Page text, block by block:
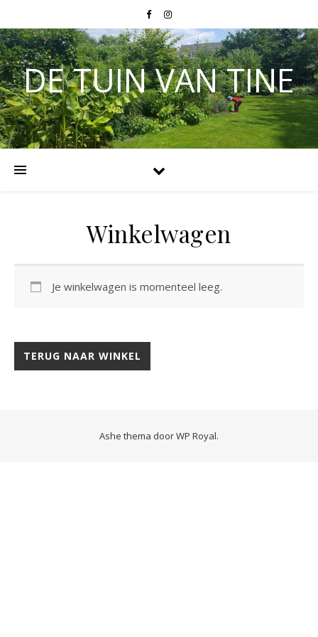
DE TUIN VAN TINE
Winkelwagen
Je winkelwagen is momenteel leeg.
TERUG NAAR WINKEL
Ashe thema doorWP Royal.